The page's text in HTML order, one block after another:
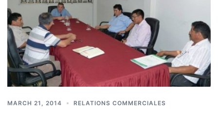
MARCH 21, 2014 RELATIONS COMMERCIALES